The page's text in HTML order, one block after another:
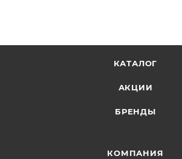
КАТАЛОГ
АКЦИИ
БРЕНДЫ
КОМПАНИЯ